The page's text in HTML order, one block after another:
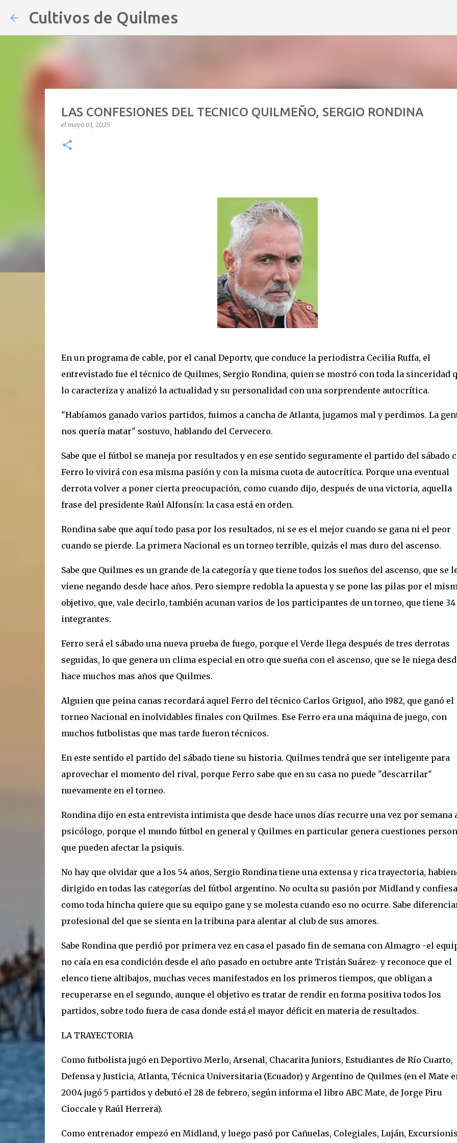
Cultivos de Quilmes
LAS CONFESIONES DEL TECNICO QUILMEÑO, SERGIO RONDINA
el mayo 01, 2025
En un programa de cable, por el canal Deportv, que conduce la periodistra Cecilia Ruffa, el
entrevistado fue el técnico de Quilmes, Sergio Rondina, quien se mostró con toda la sinceridad
lo caracteriza y analizó la actualidad y su personalidad con una sorprendente autocrítica.
"Habíamos ganado varios partidos, fuimos a cancha de Atlanta, jugamos mal y perdimos. La
nos quería matar" sostuvo, hablando del Cervecero.
Sabe que el fútbol se maneja por resultados y en ese sentido seguramente el partido del sábado
Ferro lo vivirá con esa misma pasión y con la misma cuota de autocrítica. Porque una eventual
derrota volver a poner cierta preocupación, como cuando dijo, después de una victoria, aquella
frase del presidente Raúl Alfonsín: la casa está en orden.
Rondina sabe que aquí todo pasa por los resultados, ni se es el mejor cuando se gana ni el peor
cuando se pierde. La primera Nacional es un torneo terrible, quizás el mas duro del ascenso.
Sabe que Quilmes es un grande de la categoría y que tiene todos los sueños del ascenso, que se
viene negando desde hace años. Pero siempre redobla la apuesta y se pone las pilas por el
objetivo, que, vale decirlo, también acunan varios de los participantes de un torneo, que tiene 34
integrantes.
Ferro será el sábado una nueva prueba de fuego, porque el Verde llega después de tres derrotas
seguidas, lo que genera un clima especial en otro que sueña con el ascenso, que se le niega
hace muchos mas años que Quilmes.
Alguien que peina canas recordará aquel Ferro del técnico Carlos Griguol, año 1982, que ganó el
torneo Nacional en inolvidables finales con Quilmes. Ese Ferro era una máquina de juego, con
muchos futbolistas que mas tarde fueron técnicos.
En este sentido el partido del sábado tiene su historia. Quilmes tendrá que ser inteligente para
aprovechar el momento del rival, porque Ferro sabe que en su casa no puede "descarrilar"
nuevamente en el torneo.
Rondina dijo en esta entrevista intimista que desde hace unos días recurre una vez por semana
psicólogo, porque el mundo fútbol en general y Quilmes en particular genera cuestiones
que pueden afectar la psiquis.
No hay que olvidar que a los 54 años, Sergio Rondina tiene una extensa y rica trayectoria,
dirigido en todas las categorías del fútbol argentino. No oculta su pasión por Midland y
como toda hincha quiere que su equipo gane y se molesta cuando eso no ocurre. Sabe
profesional del que se sienta en la tribuna para alentar al club de sus amores.
Sabe Rondina que perdió por primera vez en casa el pasado fin de semana con Almagro -el
no caía en esa condición desde el año pasado en octubre ante Tristán Suárez- y reconoce que el
elenco tiene altibajos, muchas veces manifestados en los primeros tiempos, que obligan a
recuperarse en el segundo, aunque el objetivo es tratar de rendir en forma positiva todos los
partidos, sobre todo fuera de casa donde está el mayor déficit en materia de resultados.
LA TRAYECTORIA
Como futbolista jugó en Deportivo Merlo, Arsenal, Chacarita Juniors, Estudiantes de Río Cuarto,
Defensa y Justicia, Atlanta, Técnica Universitaria (Ecuador) y Argentino de Quilmes (en el Mate
2004 jugó 5 partidos y debutó el 28 de febrero, según informa el libro ABC Mate, de Jorge Piru
Cioccale y Raúl Herrera).
Como entrenador empezó en Midland, y luego pasó por Cañuelas, Colegiales, Luján,